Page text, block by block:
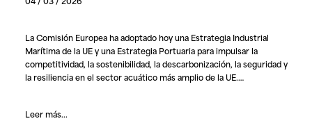
La Comisión Europea ha adoptado hoy una Estrategia Industrial
Marítima de la UE y una Estrategia Portuaria para impulsar la
competitividad, la sostenibilidad, la descarbonización, la seguridad y
la resiliencia en el sector acuático más amplio de la UE.…
Leer más...